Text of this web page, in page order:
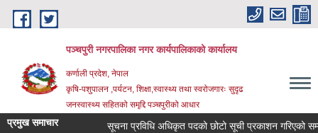
Skip to main content
पञ्चपुरी नगरपालिका नगर कार्यपालिकाको कार्यालय
कर्णाली प्रदेश, नेपाल
कृषि-पशुपालन ,पर्यटन, शिक्षा,स्वास्थ्य तथा स्वरोजगारः सुदृढ
जनस्वास्थ्य सहितको समृद्दि पञ्चपुरीको आधार
प्रमुख समाचार सूचना प्रविधि अधिकृत पदको छोटो सूची प्रकाशन गरिएको